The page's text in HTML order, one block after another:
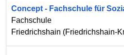
Concept - Fachschule für
Fachschule
Friedrichshain (Friedrichshain-